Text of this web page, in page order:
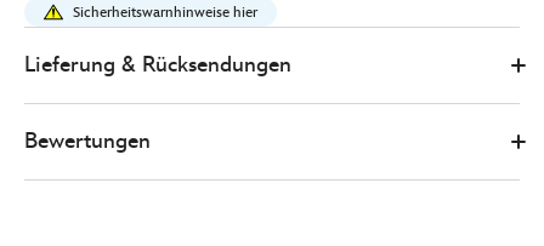
die-
sieben-
schneewittchen-
Sicherheitswarnhinweise hier
Lieferung & Rücksendungen
Bewertungen